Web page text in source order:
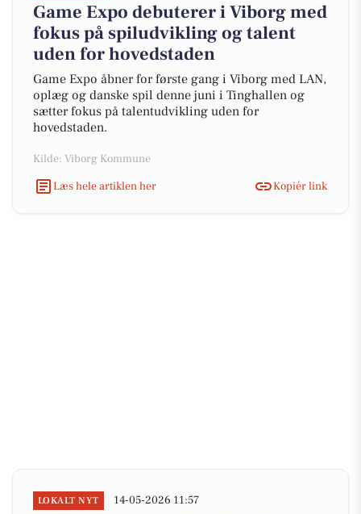
Game Expo debuterer i Viborg med
fokus på spiludvikling og talent
uden for hovedstaden
Game Expo åbner for første gang i Viborg med LAN,
oplæg og danske spil denne juni i Tinghallen og
sætter fokus på talentudvikling uden for
hovedstaden.
Kilde: Viborg Kommune
Læs hele artiklen her
Kopiér link
LOKALT NYT 14-05-2026 11:57